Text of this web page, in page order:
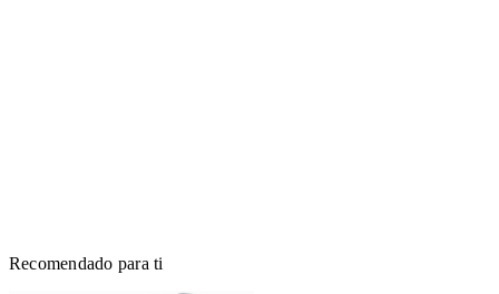
Recomendado para ti